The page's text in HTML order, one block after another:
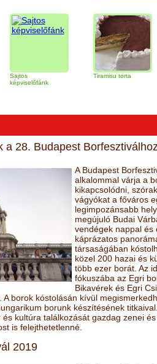
Tiramisu torta
a 28. Budapest
A Budapest
alkalommal várja a
kikapcsolódni,
vágyókat a főváros
legimpozánsabb
megújuló Budai
vendégek nappal és
káprázatos
társaságában
közel 200 hazai és
több ezer borát. Az
fókuszába az Egri
Bikavérek és Egri
borok kóstolásán kívül
borunk készítésének
kultúra találkozását gazdag zenei és
is felejthetetlenné.
2019